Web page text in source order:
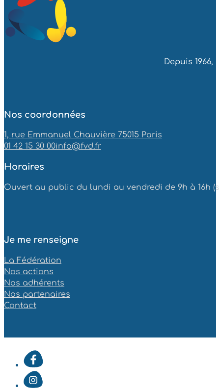
Depuis
Nos coordonnées
1, rue Emmanuel Chauvière 75015 Paris
01 42 15 30 00info@fvd.fr
Horaires
Ouvert au public du lundi au vendredi de 9h à 16h
Je me renseigne
La Fédération
Nos actions
Nos adhérents
Nos partenaires
Contact